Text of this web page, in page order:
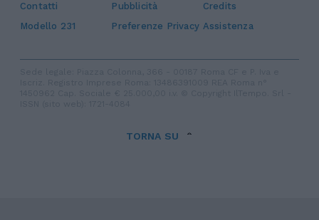
Contatti Pubblicità
Credits
Modello 231
Preferenze Privacy Assistenza
TORNA SU